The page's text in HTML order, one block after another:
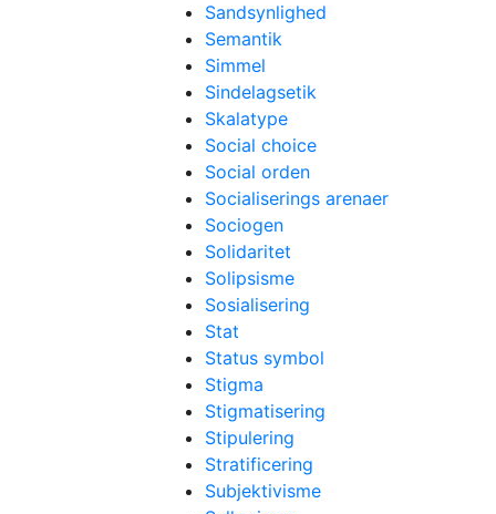
Sandsynlighed
Semantik
Simmel
Sindelagsetik
Skalatype
Social choice
Social orden
Socialiserings arenaer
Sociogen
Solidaritet
Solipsisme
Sosialisering
Stat
Status symbol
Stigma
Stigmatisering
Stipulering
Stratificering
Subjektivisme